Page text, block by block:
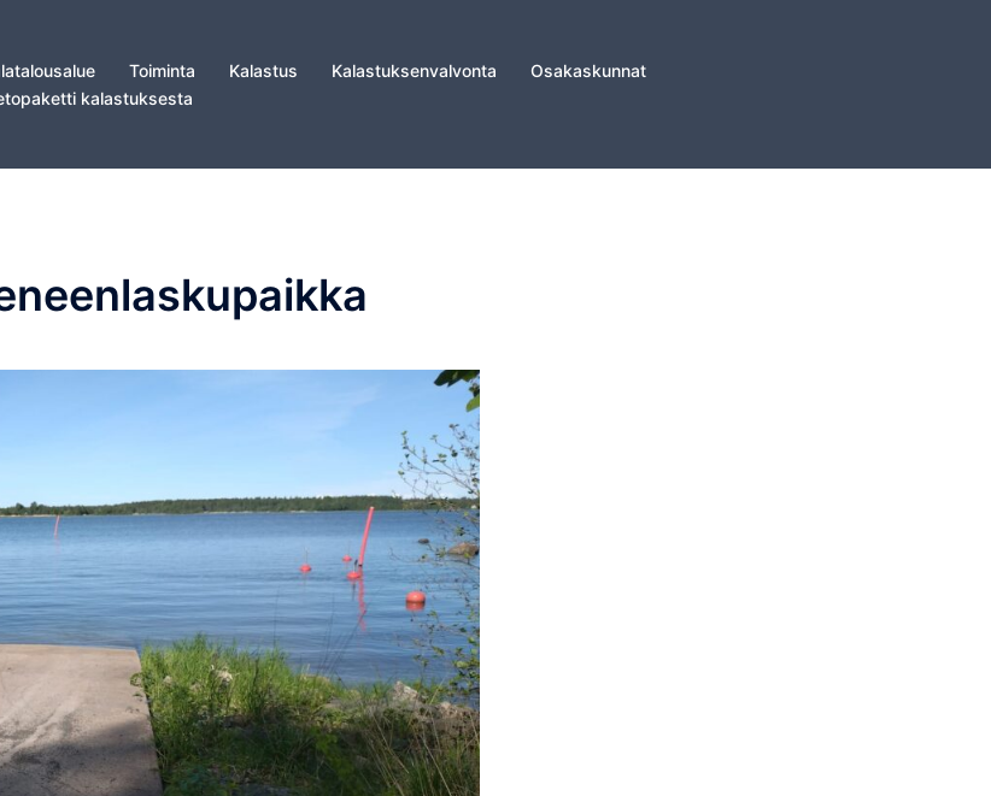
Toiminta Kalastus Kalastuksenvalvonta
Osakaskunnat
kalastuksesta